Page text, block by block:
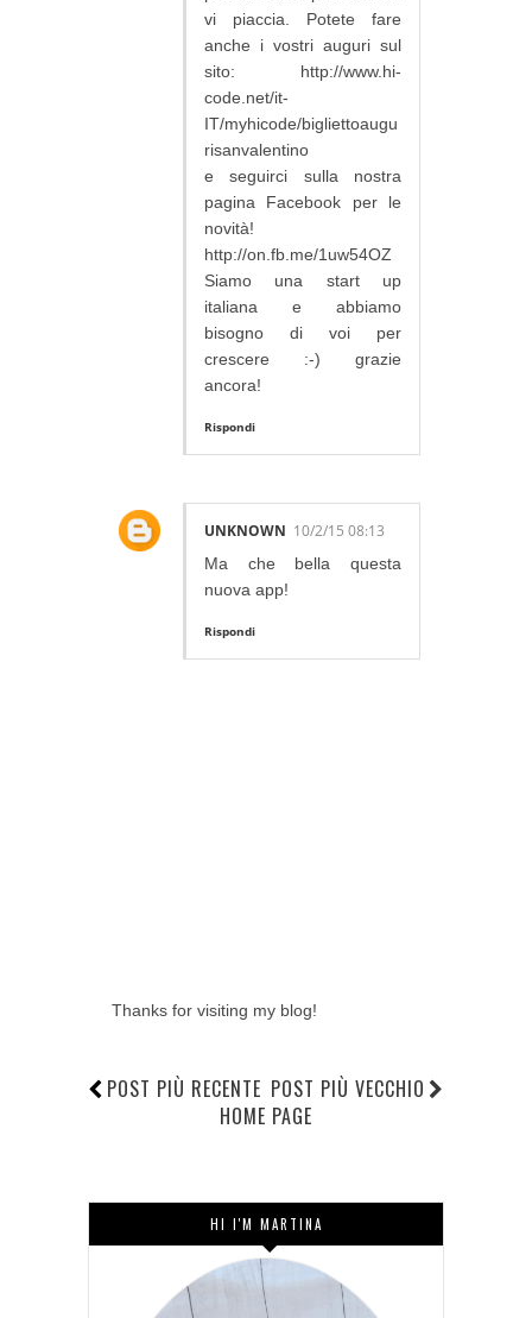
vi piaccia. Potete fare
anche i vostri auguri sul
sito: http://www.hi-
code.net/it-
IT/myhicode/bigliettoaugu
risanvalentino
e seguirci sulla nostra
pagina Facebook per le
novità!
http://on.fb.me/1uw54OZ
Siamo una start up
italiana e abbiamo
bisogno di voi per
crescere :-) grazie
ancora!
Rispondi
UNKNOWN 10/2/15 08:13
Ma che bella questa
nuova app!
Rispondi
Thanks for visiting my blog!
POST PIÙ RECENTE POST PIÙ VECCHIO
HOME PAGE
HI I'M MARTINA